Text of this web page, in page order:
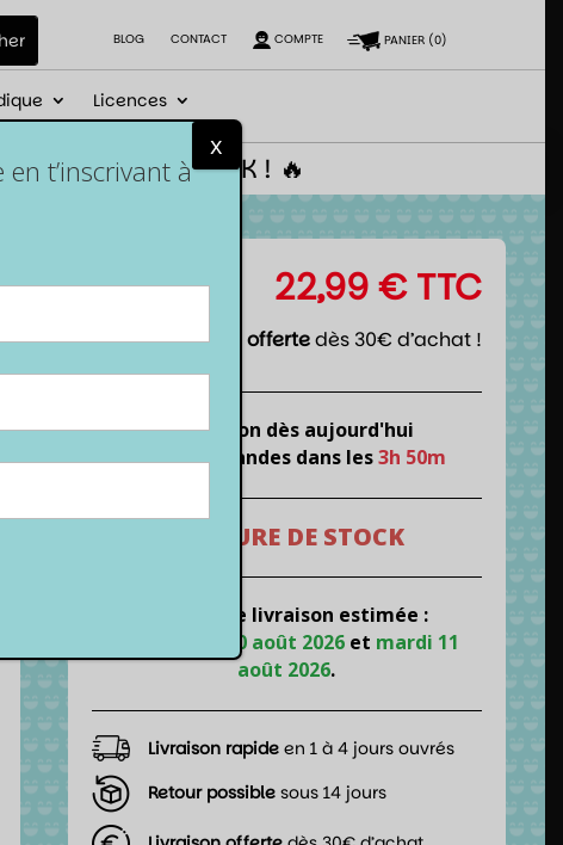
BLOG CONTACT COMPTE PANIER(0)
Licences
code NEWGEEK ! 🔥
22,99€ TTC
Livraison offertedès 30€ d’achat !
Expédition dès aujourd'hui
si tu commandes dans les3h 50m
RUPTURE DE STOCK
📦 Date de livraison estimée :
lundi 10 août 2026et mardi 11
août 2026.
Livraison rapide en 1 à 4 jours ouvrés
Retour possible sous 14 jours
t’inscrivant à
x